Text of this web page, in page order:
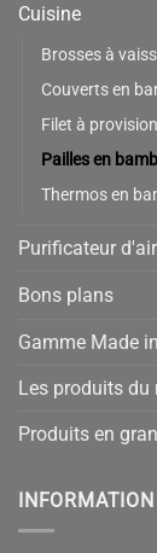
Cuisine
Brosses à
Couverts en
Filet à provision
Pailles en
Thermos en
Purificateur
Bons plans
Gamme Made
Les produits du
Produits en
INFORMATION